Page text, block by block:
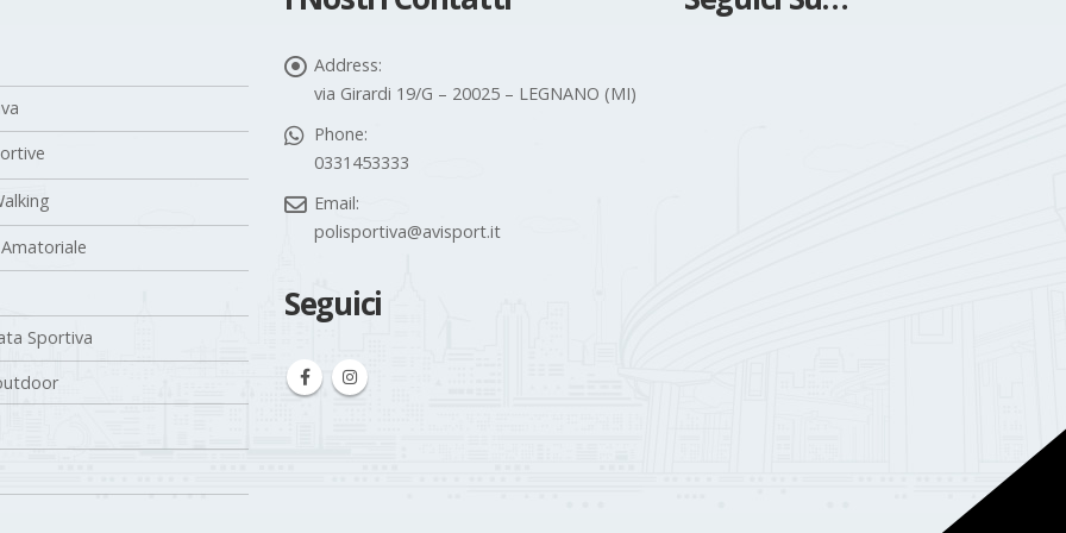
Sportiva
Address:
via Girardi 19/G – 20025 – LEGNANO (MI)
Phone:
0331453333
Email:
polisportiva@avisport.it
Seguici